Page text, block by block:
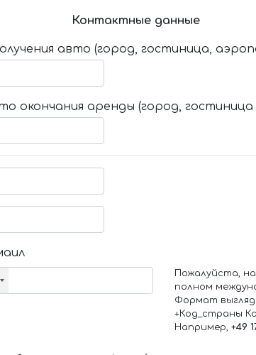
Контактные данные
авто (город, гостиница,
окончания аренды (город, гостиница
Пожалуйста,
полном
Формат
+Код_страны
Например, +49